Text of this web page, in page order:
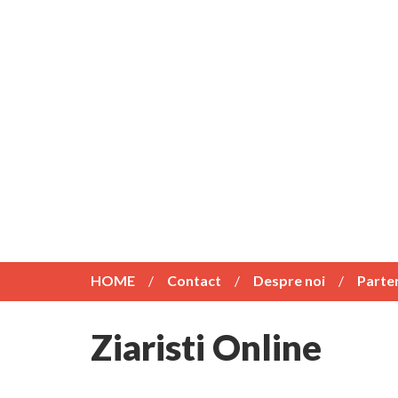
HOME Contact Despre noi
Ziaristi Online